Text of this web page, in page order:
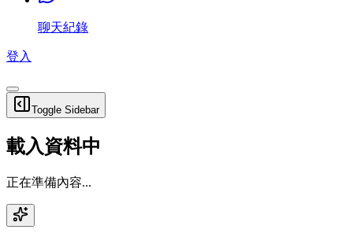
聊天紀錄
登入
Toggle Sidebar
載入資料中
正在準備內容...